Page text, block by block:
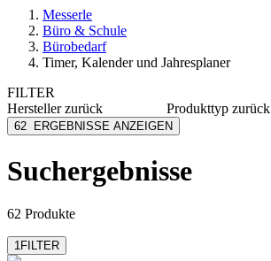
Messerle
Büro & Schule
Bürobedarf
Timer, Kalender und Jahresplaner
FILTER
Herstellerzurück
Brunnen
Exacompta-Brause
Franken
mehr anzeigen
Produkttyp zurück
62 ERGEBNISSE ANZEIGEN
Suchergebnisse
62 Produkte
1FILTER